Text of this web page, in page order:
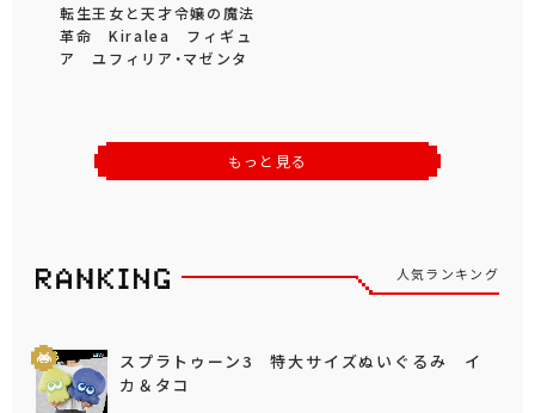
転生王女と天才令嬢の魔法
革命 Kiralea フィギュ
ア ユフィリア・マゼンタ
もっと見る
人気ランキング
スプラトゥーン3 特大サイズぬいぐるみ イ
カ＆タコ